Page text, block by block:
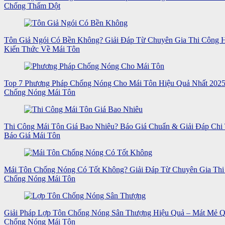
Chống Thấm Dột
Tôn Giả Ngói Có Bền Không? Giải Đáp Từ Chuyên Gia Thi Công
Kiến Thức Về Mái Tôn
Top 7 Phương Pháp Chống Nóng Cho Mái Tôn Hiệu Quả Nhất 2025
Chống Nóng Mái Tôn
Thi Công Mái Tôn Giá Bao Nhiêu? Báo Giá Chuẩn & Giải Đáp Chi
Báo Giá Mái Tôn
Mái Tôn Chống Nóng Có Tốt Không? Giải Đáp Từ Chuyên Gia
Chống Nóng Mái Tôn
Giải Pháp Lợp Tôn Chống Nóng Sân Thượng Hiệu Quả – Mát Mẻ
Chống Nóng Mái Tôn